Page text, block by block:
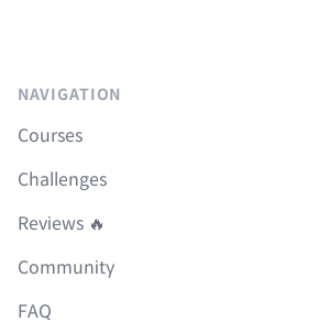
NAVIGATION
Courses
Challenges
Reviews 🔥
Community
FAQ